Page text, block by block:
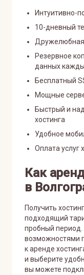
Интуитивно-
10-дневный
Дружелюбная
Резервное
данных
Бесплатный
Мощные
Быстрый и
хостинга
Удобное
Оплата услуг
Как
в
Получить
подходящий
пробный период.
возможностями
к аренде
и выберите
вы можете